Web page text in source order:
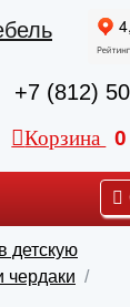
+7 (812)
Корзина 0
детскую
чердаки